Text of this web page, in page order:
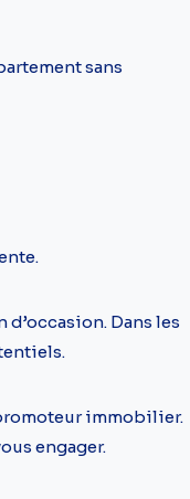
sans
Dans les
immobilier.
engager.